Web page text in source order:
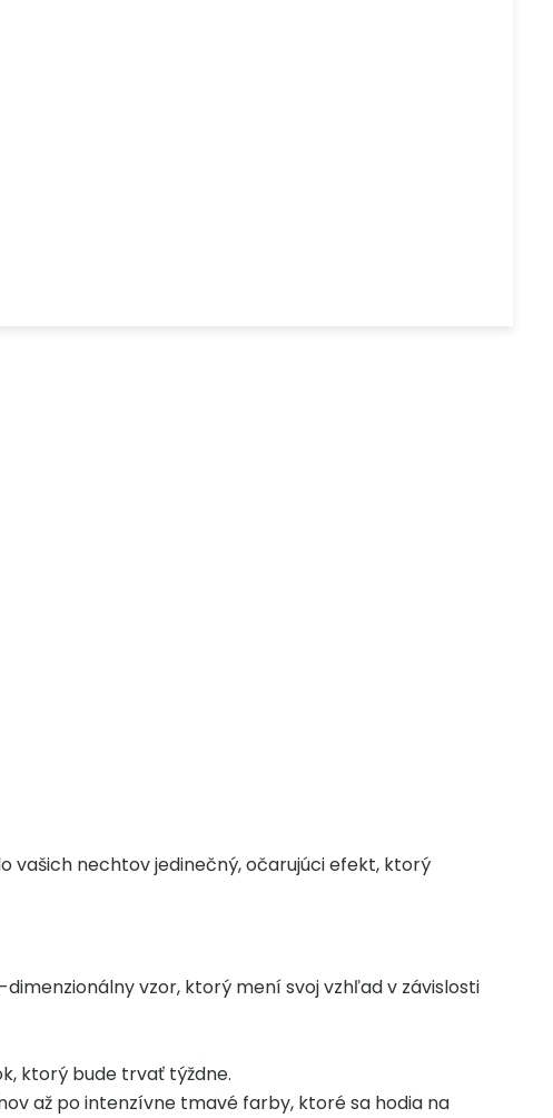
vašich nechtov jedinečný, očarujúci efekt, ktorý
vzor, ktorý mení svoj vzhľad v závislosti
ktorý bude trvať týždne.
až po intenzívne tmavé farby, ktoré sa hodia na